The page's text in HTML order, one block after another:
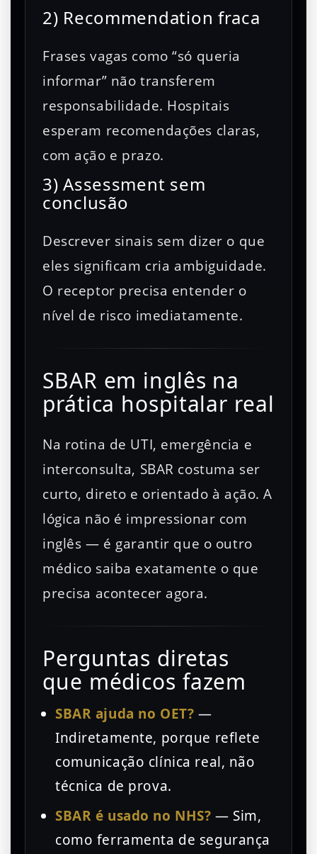
2) Recommendation fraca
Frases vagas como “só queria
informar” não transferem
responsabilidade. Hospitais
esperam recomendações claras,
com ação e prazo.
3) Assessment sem
conclusão
Descrever sinais sem dizer o que
eles significam cria ambiguidade.
O receptor precisa entender o
nível de risco imediatamente.
SBAR em inglês na
prática hospitalar real
Na rotina de UTI, emergência e
interconsulta, SBAR costuma ser
curto, direto e orientado à ação. A
lógica não é impressionar com
inglês — é garantir que o outro
médico saiba exatamente o que
precisa acontecer agora.
Perguntas diretas
que médicos fazem
SBAR ajuda no OET? —
Indiretamente, porque reflete
comunicação clínica real, não
técnica de prova.
SBAR é usado no NHS? — Sim,
como ferramenta de segurança